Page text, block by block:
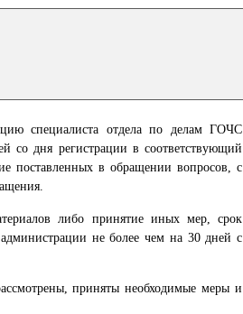
специалиста отдела по делам ГОЧС
со дня регистрации в соответствующий
поставленных в обращении вопросов, с
либо принятие иных мер, срок
не более чем на 30 дней с
приняты необходимые меры и